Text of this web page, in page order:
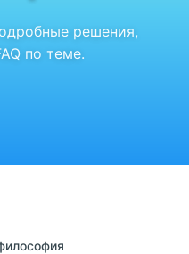
решения,
по теме.